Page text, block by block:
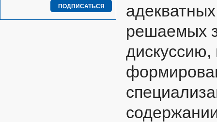
решаемых
дискуссию,